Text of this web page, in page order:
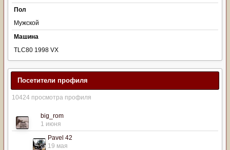
Пол
Мужской
Машина
TLC80 1998 VX
Посетители профиля
10424 просмотра профиля
big_rom
1 июня
Pavel 42
19 мая